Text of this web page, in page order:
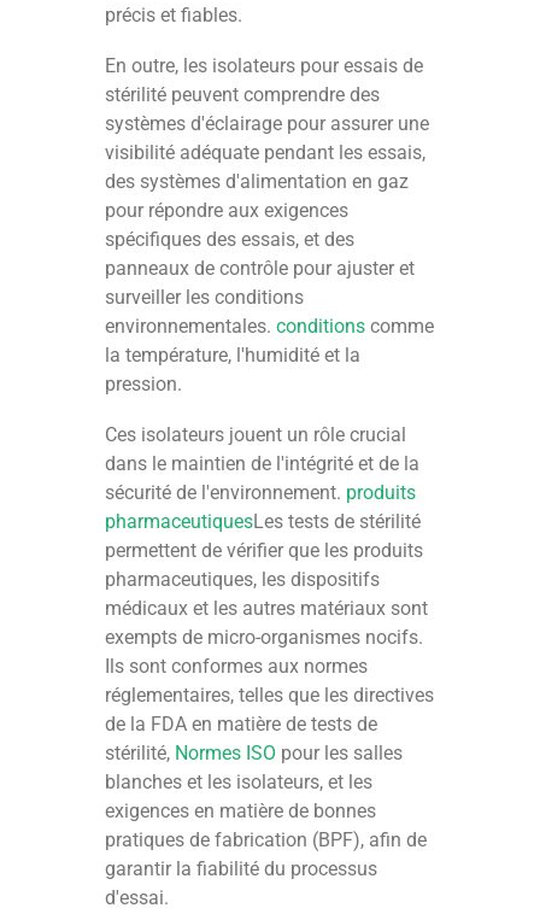
précis et fiables.
En outre, les isolateurs pour essais de
stérilité peuvent comprendre des
systèmes d'éclairage pour assurer une
visibilité adéquate pendant les essais,
des systèmes d'alimentation en gaz
pour répondre aux exigences
spécifiques des essais, et des
panneaux de contrôle pour ajuster et
surveiller les conditions
environnementales.conditions comme
la température, l'humidité et la
pression.
Ces isolateurs jouent un rôle crucial
dans le maintien de l'intégrité et de la
sécurité de l'environnement. produits
pharmaceutiquesLes tests de stérilité
permettent de vérifier que les produits
pharmaceutiques, les dispositifs
médicaux et les autres matériaux sont
exempts de micro-organismes nocifs.
Ils sont conformes aux normes
réglementaires, telles que les directives
de la FDA en matière de tests de
stérilité, Normes ISO pour les salles
blanches et les isolateurs, et les
exigences en matière de bonnes
pratiques de fabrication (BPF), afin de
garantir la fiabilité du processus
d'essai.